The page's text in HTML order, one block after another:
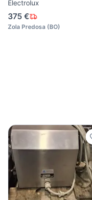
Electrolux
375 €
Zola Predosa (BO)